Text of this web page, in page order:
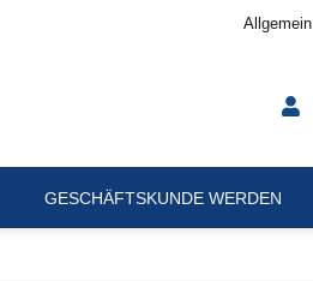
Allgemein
GESCHÄFTSKUNDE WERDEN